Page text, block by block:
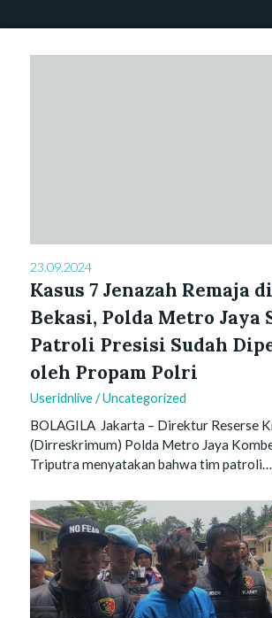
23.09.2024
Kasus 7 Jenazah Remaja
Bekasi, Polda Metro Jaya
Patroli Presisi Sudah
oleh Propam Polri
Useridnlive/Uncategorized
BOLAGILA Jakarta – Direktur Reserse
(Dirreskrimum) Polda Metro Jaya
Triputra menyatakan bahwa tim patroli…